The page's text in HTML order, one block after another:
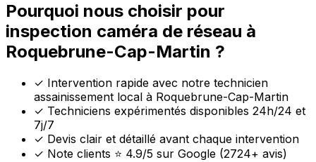
Pourquoi nous choisir pour
inspection caméra de réseau à
Roquebrune-Cap-Martin ?
✓ Intervention rapide avec notre technicien
assainissement local à Roquebrune-Cap-Martin
✓ Techniciens expérimentés disponibles 24h/24 et
7j/7
✓ Devis clair et détaillé avant chaque intervention
✓ Note clients ⭐ 4.9/5 sur Google (2724+ avis)